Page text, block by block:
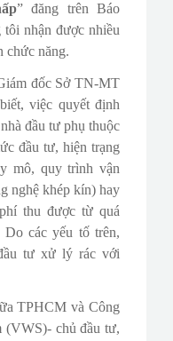
” đăng trên Báo
tôi nhận được nhiều
chức năng.
đốc Sở TN-MT
việc quyết định
đầu tư phụ thuộc
đầu tư, hiện trạng
mô, quy trình vận
nghệ khép kín) hay
thu được từ quá
các yếu tố trên,
tư xử lý rác với
TPHCM và Công
chủ đầu tư,